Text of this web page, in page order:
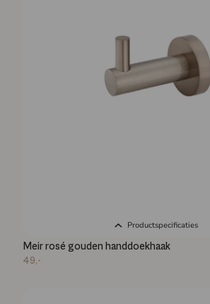
Productspecificaties
Meir rosé gouden handdoekhaak
49,-